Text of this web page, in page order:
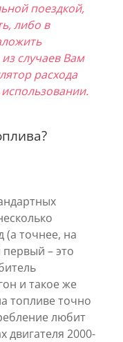
поездкой,
либо в
случаев Вам
расхода
(а точнее, на
– это
и такое же
топливе точно
любит
двигателя 2000-